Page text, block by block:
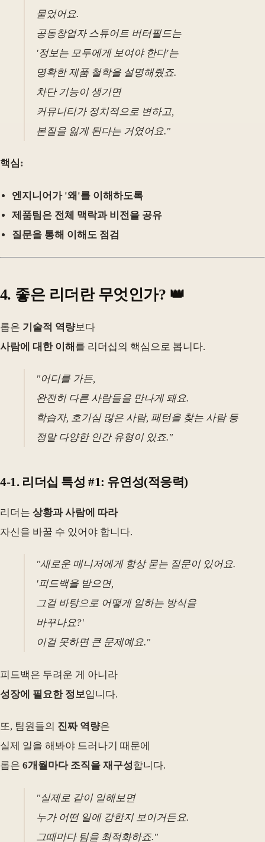
물었어요.
공동창업자 스튜어트 버터필드는
'정보는 모두에게 보여야 한다'는
명확한 제품 철학을 설명해줬죠.
차단 기능이 생기면
커뮤니티가 정치적으로 변하고,
본질을 잃게 된다는 거였어요."
핵심:
엔지니어가 '왜'를 이해하도록
제품팀은 전체 맥락과 비전을 공유
질문을 통해 이해도 점검
4. 좋은 리더란 무엇인가? 👑
롭은 기술적 역량보다
사람에 대한 이해 를 리더십의 핵심으로 봅니다.
"어디를 가든,
완전히 다른 사람들을 만나게 돼요.
학습자, 호기심 많은 사람, 패턴을 찾는 사람 등
정말 다양한 인간 유형이 있죠."
4-1. 리더십 특성 #1: 유연성(적응력)
리더는 상황과 사람에 따라
자신을 바꿀 수 있어야 합니다.
"새로운 매니저에게 항상 묻는 질문이 있어요.
'피드백을 받으면,
그걸 바탕으로 어떻게 일하는 방식을
바꾸나요?'
이걸 못하면 큰 문제예요."
피드백은 두려운 게 아니라
성장에 필요한 정보입니다.
또, 팀원들의 진짜 역량은
실제 일을 해봐야 드러나기 때문에
롭은 6개월마다 조직을 재구성합니다.
"실제로 같이 일해보면
누가 어떤 일에 강한지 보이거든요.
그때마다 팀을 최적화하죠."